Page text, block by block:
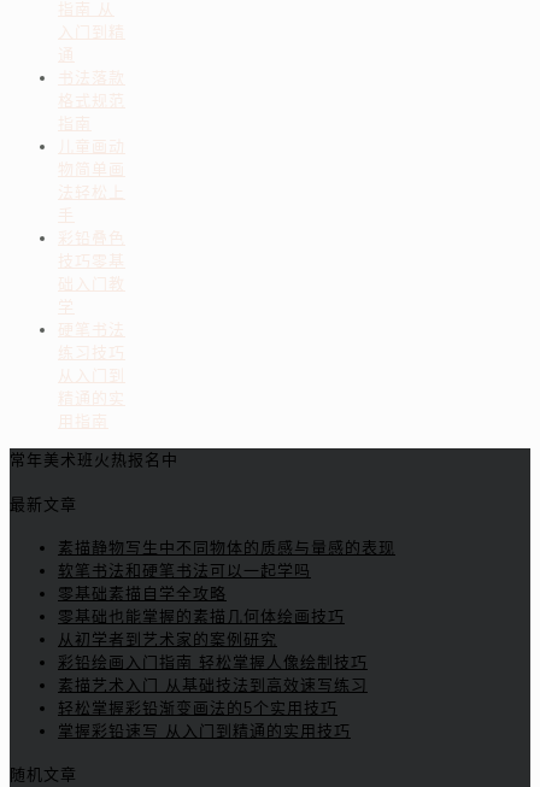
指南 从
入门到精
通
书法落款
格式规范
指南
儿童画动
物简单画
法轻松上
彩铅叠色
技巧零基
础入门教
学
硬笔书法
练习技巧
从入门到
精通的实
用指南
常年美术班火热报名中
最新文章
素描静物写生中不同物体的质感与量感的表现
软笔书法和硬笔书法可以一起学吗
零基础素描自学全攻略
零基础也能掌握的素描几何体绘画技巧
从初学者到艺术家的案例研究
彩铅绘画入门指南 轻松掌握人像绘制技巧
素描艺术入门 从基础技法到高效速写练习
轻松掌握彩铅渐变画法的5个实用技巧
掌握彩铅速写 从入门到精通的实用技巧
随机文章